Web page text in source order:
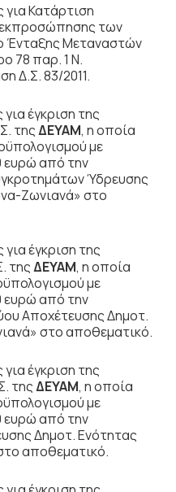
Κατάρτιση
εκπροσώπησης των
Ένταξης Μεταναστών
78 παρ. 1 Ν.
Δ.Σ. 83/2011.
έγκριση της
τηςΔΕΥΑΜ, η οποία
με
ευρώ από την
Ύδρευσης
Ζωνιανά» στο
έγκριση της
τηςΔΕΥΑΜ, η οποία
με
ευρώ από την
Αποχέτευσης Δημοτ.
στο αποθεματικό.
έγκριση της
τηςΔΕΥΑΜ, η οποία
με
ευρώ από την
Δημοτ. Ενότητας
αποθεματικό.